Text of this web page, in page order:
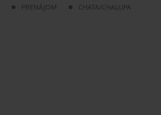
PRENÁJOM CHATA/CHALUPA